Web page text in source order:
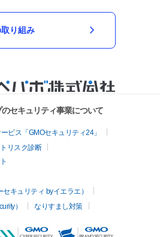
り組み
セキュリティ事業について
ビス「GMOセキュリティ24」
リスク診断
キュリティ byイエラエ）
）
なりすまし対策